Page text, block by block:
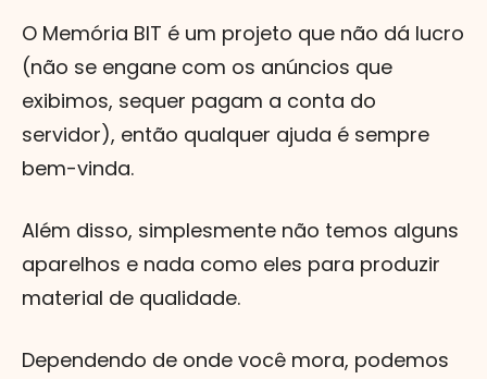
O Memória BIT é um projeto que não dá lucro
(não se engane com os anúncios que
exibimos, sequer pagam a conta do
servidor), então qualquer ajuda é sempre
bem-vinda.
Além disso, simplesmente não temos alguns
aparelhos e nada como eles para produzir
material de qualidade.
Dependendo de onde você mora, podemos